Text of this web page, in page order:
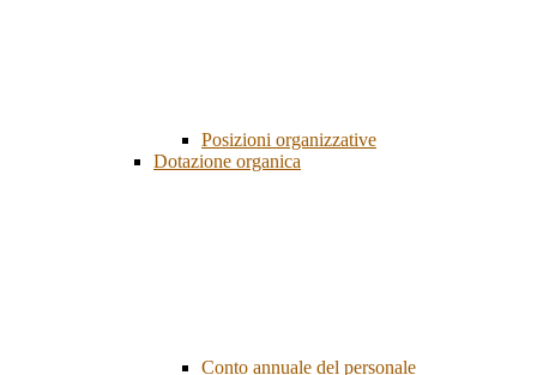
Posizioni organizzative
Dotazione organica
Conto annuale del personale